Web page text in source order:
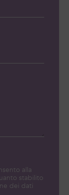
alla
stabilito
dei dati